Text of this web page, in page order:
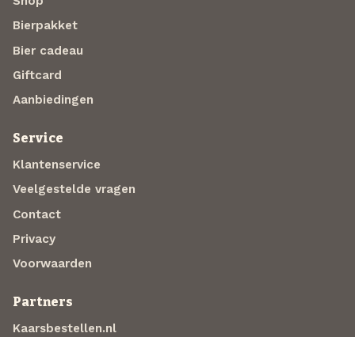
Bierpakket
Bier cadeau
Giftcard
Aanbiedingen
Service
Klantenservice
Veelgestelde vragen
Contact
Privacy
Voorwaarden
Partners
Kaarsbestellen.nl